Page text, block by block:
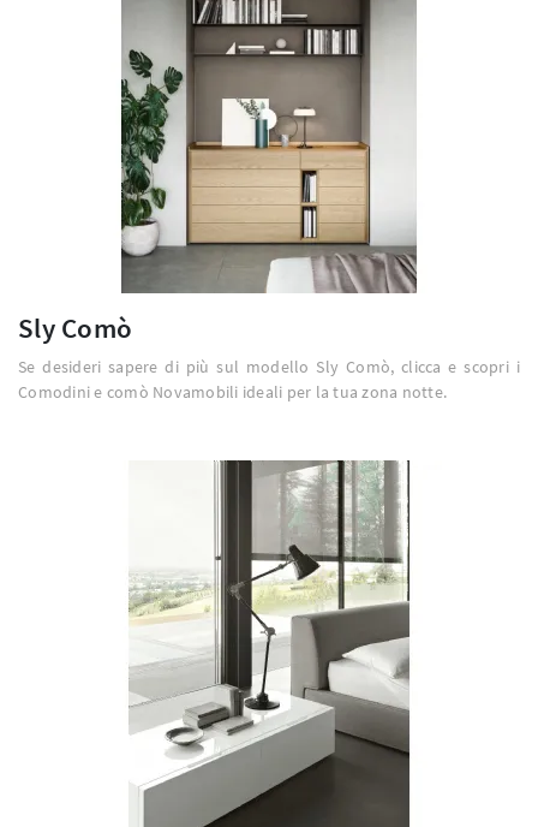
Sly Comò
Se desideri sapere di più sul modello Sly Comò, clicca e scopri i
Comodini e comò Novamobili ideali per la tua zona notte.